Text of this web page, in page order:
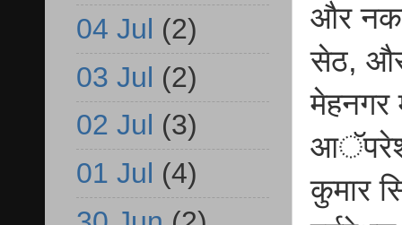
और
सेठ, और
कुमार
04 Jul (2)
03 Jul (2)
02 Jul (3)
01 Jul (4)